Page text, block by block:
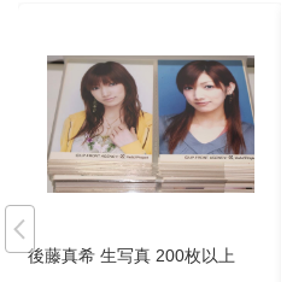
後藤真希 生写真 200枚以上